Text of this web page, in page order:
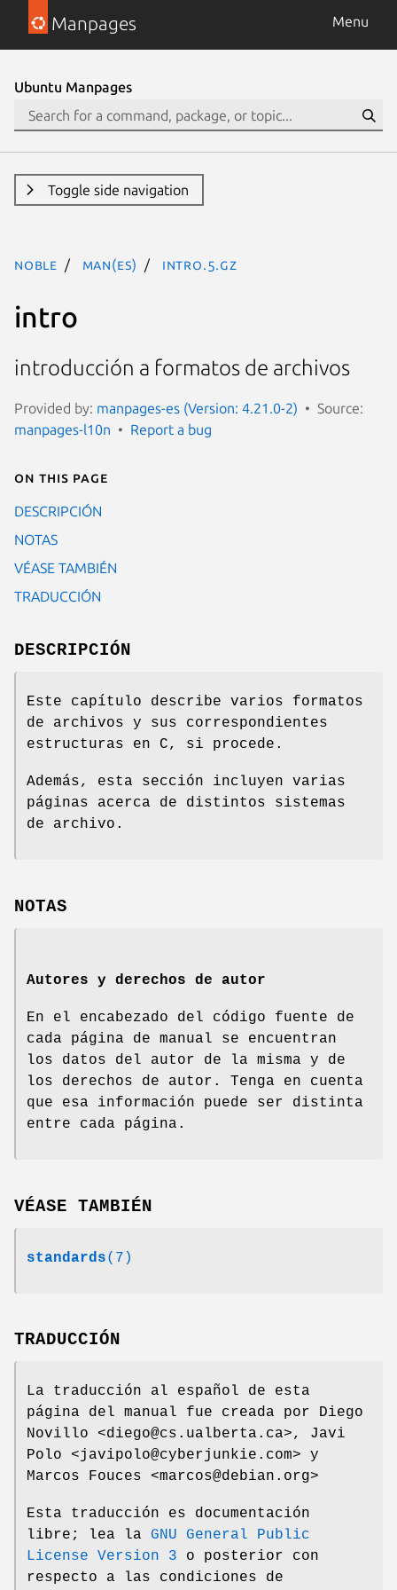
Manpages Menu
Ubuntu Manpages
Toggle side navigation
noble man(es) intro.5.gz
intro
introducción a formatos de archivos
Provided by: manpages-es (Version: 4.21.0-2)
Source:
manpages-l10n
Report a bug
On this page
DESCRIPCIÓN
NOTAS
VÉASE TAMBIÉN
TRADUCCIÓN
DESCRIPCIÓN
Este capítulo describe varios formatos
de archivos y sus correspondientes
estructuras en C, si procede.
Además, esta sección incluyen varias
páginas acerca de distintos sistemas
de archivo.
NOTAS
Autores y derechos de autor
En el encabezado del código fuente de
cada página de manual se encuentran
los datos del autor de la misma y de
los derechos de autor. Tenga en cuenta
que esa información puede ser distinta
entre cada página.
VÉASE TAMBIÉN
standards(7)
TRADUCCIÓN
La traducción al español de esta
página del manual fue creada por Diego
Novillo <diego@cs.ualberta.ca>, Javi
Polo <javipolo@cyberjunkie.com> y
Marcos Fouces <marcos@debian.org>
Esta traducción es documentación
libre; lea la GNU General Public
License Version 3 o posterior con
respecto a las condiciones de